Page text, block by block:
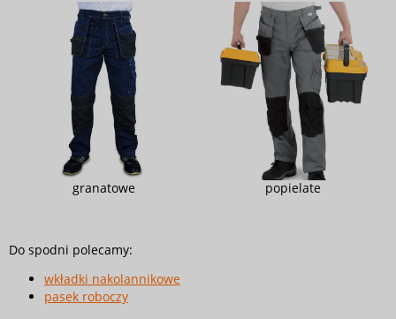
granatowe popielate
Do spodni polecamy:
wkładki nakolannikowe
pasek roboczy